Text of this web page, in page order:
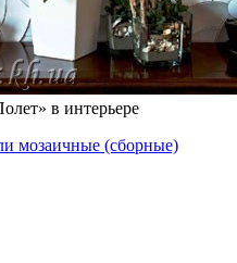
в интерьере
мозаичные (сборные)